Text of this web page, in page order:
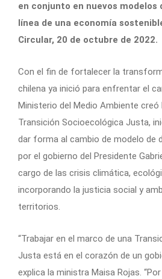
en conjunto en nuevos modelos
línea de una economía
Circular, 20 de octubre de 2022.
Con el fin de fortalecer la
chilena ya inició para enfrentar el
Ministerio del Medio Ambiente creó
Transición Socioecológica Justa,
dar forma al cambio de modelo de
por el gobierno del Presidente
cargo de las crisis climática,
incorporando la justicia social y
territorios.
“Trabajar en el marco de una
Justa está en el corazón de un
explica la ministra Maisa Rojas.